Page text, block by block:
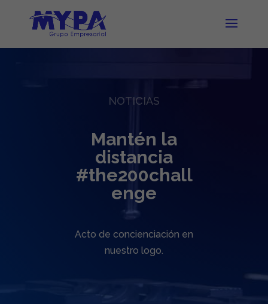
NOTICIAS
Mantén la
distancia
#the200chall
enge
Acto de concienciación en
nuestro logo.